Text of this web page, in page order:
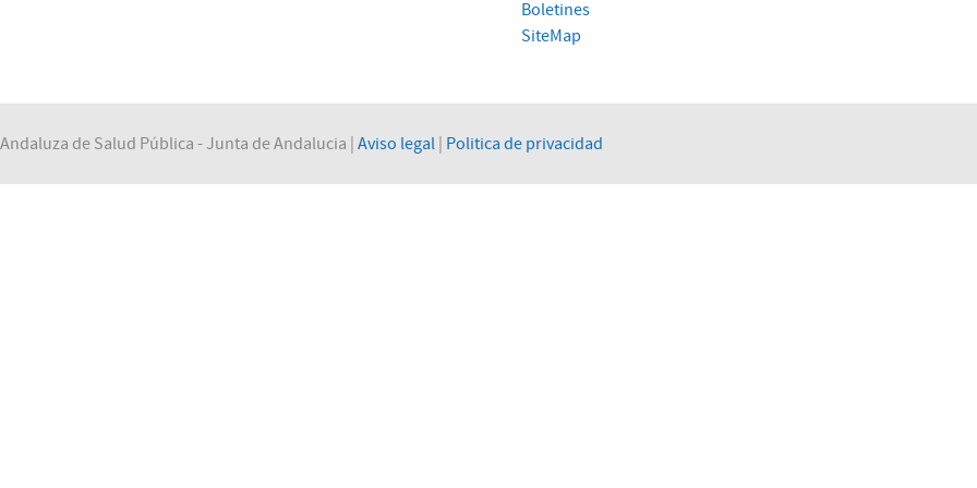
Boletines
SiteMap
de Salud Pública - Junta de Andalucia |Aviso legal| Politica de privacidad